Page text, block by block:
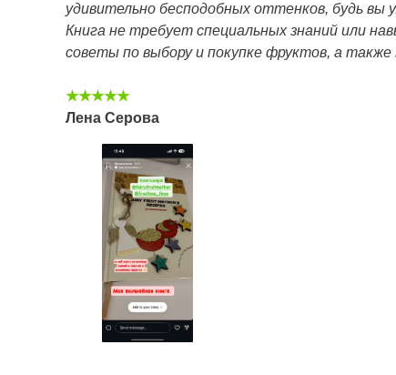
удивительно бесподобных оттенков, будь
Книга не требует специальных знаний или
советы по выбору и покупке фруктов, а также
★★★★★
Лена Серова